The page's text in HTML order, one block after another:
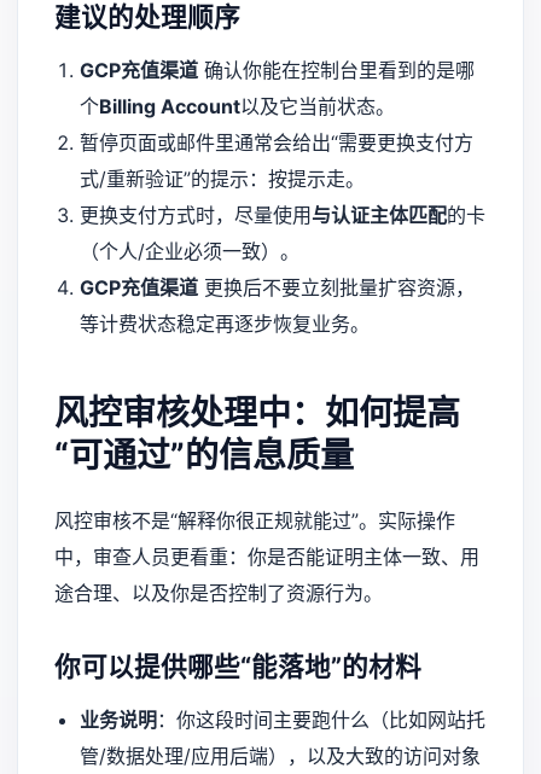
建议的处理顺序
GCP充值渠道确认你能在控制台里看到的是哪
个Billing Account以及它当前状态。
暂停页面或邮件里通常会给出“需要更换支付方
式/重新验证”的提示：按提示走。
更换支付方式时，尽量使用 与认证主体匹配的卡
（个人/企业必须一致）。
GCP充值渠道更换后不要立刻批量扩容资源，
等计费状态稳定再逐步恢复业务。
风控审核处理中：如何提高
“可通过”的信息质量
风控审核不是“解释你很正规就能过”。实际操作
中，审查人员更看重：你是否能证明主体一致、用
途合理、以及你是否控制了资源行为。
你可以提供哪些“能落地”的材料
业务说明：你这段时间主要跑什么（比如网站托
管/数据处理/应用后端），以及大致的访问对象